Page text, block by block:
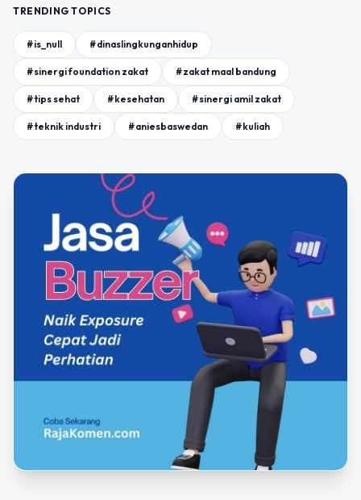
TRENDING TOPICS
#is_null #dinaslingkunganhidup
#sinergi foundation zakat #zakat maal bandung
#tips sehat #kesehatan #sinergi amil zakat
#teknik industri #aniesbaswedan #kuliah